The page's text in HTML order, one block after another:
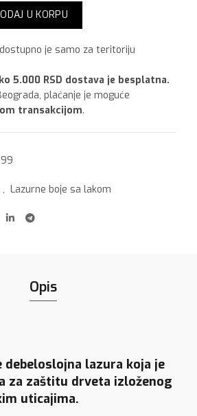
plus,5 lit Crveni količina
U KORPU
je samo za teritoriju
5.000 RSD dostava je besplatna.
plaćanje je moguće
transakcijom.
, Lazurne boje sa lakom
Opis
debeloslojna lazura koja je
za zaštitu drveta izloženog
uticajima.